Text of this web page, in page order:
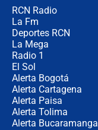
RCN Radio
La Fm
Deportes RCN
La Mega
Radio 1
El Sol
Alerta Bogotá
Alerta Cartagena
Alerta Paisa
Alerta Tolima
Alerta Bucaramanga